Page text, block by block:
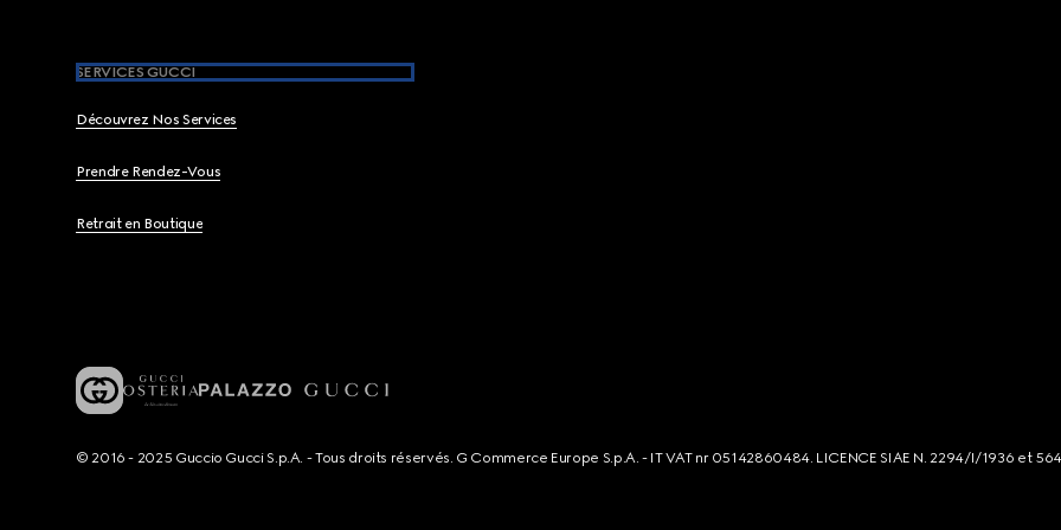
SERVICES GUCCI
Découvrez Nos Services
Prendre Rendez-Vous
Retrait en Boutique
© 2016 - 2025 Guccio Gucci S.p.A. - Tous droits réservés. G Commerce Europe S.p.A. - IT VAT nr 05142860484. LICENCE SIAE N. 2294/I/1936 et